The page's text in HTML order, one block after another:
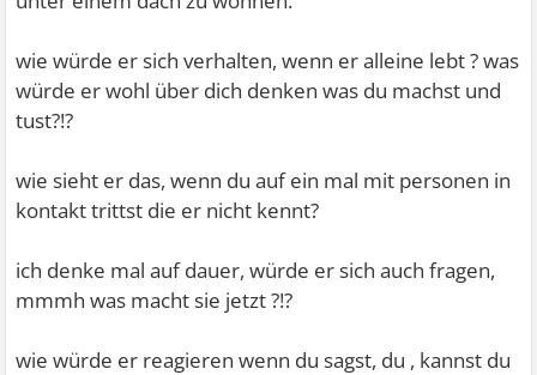
wie würde er sich verhalten, wenn er alleine lebt ? was
würde er wohl über dich denken was du machst und
tust?!?
wie sieht er das, wenn du auf ein mal mit personen in
kontakt trittst die er nicht kennt?
ich denke mal auf dauer, würde er sich auch fragen,
mmmh was macht sie jetzt ?!?
wie würde er reagieren wenn du sagst, du , kannst du